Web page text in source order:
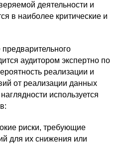
деятельности и
в наиболее критические и
аудитором экспертно по
реализации и
от реализации данных
используется
риски, требующие
для их снижения или